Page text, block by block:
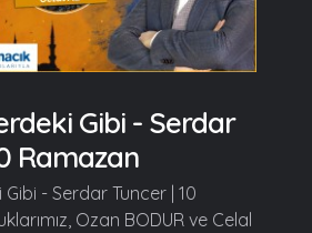
Gibi - Serdar
Ramazan
Gibi - Serdar Tuncer | 10
Ozan BODUR ve Celal